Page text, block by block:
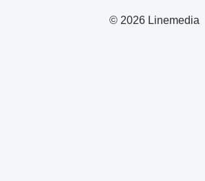
© 2026 Linemedia